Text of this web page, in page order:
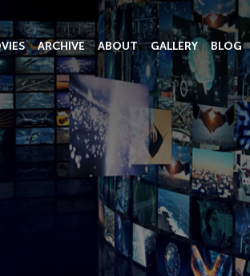
ARCHIVE ABOUT GALLERY BLOG